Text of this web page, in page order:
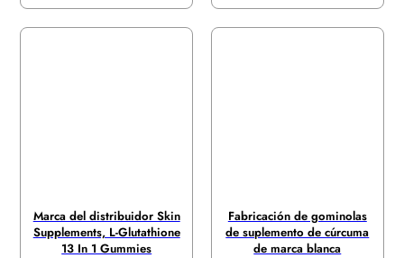
Marca del distribuidor Skin
Supplements, L-Glutathione
13 In 1 Gummies
Fabricación de gominolas
de suplemento de cúrcuma
de marca blanca